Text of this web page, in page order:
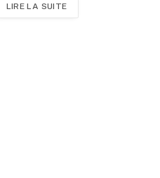
LIRE LA SUITE